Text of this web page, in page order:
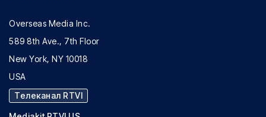
Overseas Media Inc.
589 8th Ave., 7th Floor
New York, NY 10018
USA
Телеканал RTVI